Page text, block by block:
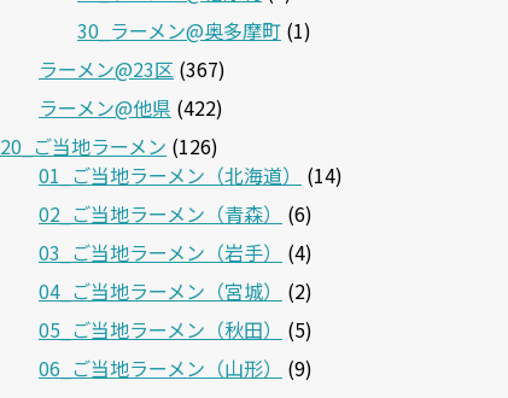
30_ラーメン@奥多摩町 (1)
ラーメン@23区 (367)
ラーメン@他県 (422)
20_ご当地ラーメン (126)
01_ご当地ラーメン（北海道）
(14)
02_ご当地ラーメン（青森）
(6)
03_ご当地ラーメン（岩手）
(4)
04_ご当地ラーメン（宮城）
(2)
05_ご当地ラーメン（秋田）
(5)
06_ご当地ラーメン（山形）
(9)